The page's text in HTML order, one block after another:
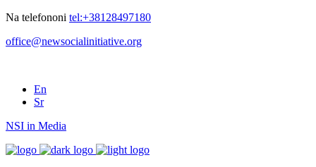
Na telefononi tel:+38128497180
office@newsocialinitiative.org
En
Sr
NSI in Media